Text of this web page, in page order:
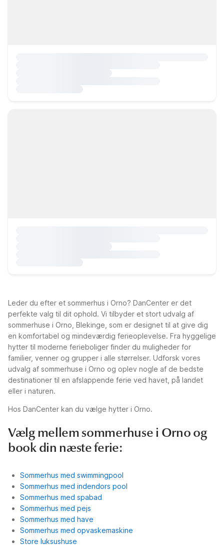
Leder du efter et sommerhus i Orno? DanCenter er det
perfekte valg til dit ophold. Vi tilbyder et stort udvalg af
sommerhuse i Orno, Blekinge, som er designet til at give dig
en komfortabel og mindeværdig ferieoplevelse. Fra hyggelige
hytter til moderne ferieboliger finder du muligheder for
familier, venner og grupper i alle størrelser. Udforsk vores
udvalg af sommerhuse i Orno og oplev nogle af de bedste
destinationer til en afslappende ferie ved havet, på landet
eller i naturen.
Hos DanCenter kan du vælge hytter i Orno.
Vælg mellem sommerhuse i Orno og
book din næste ferie:
Sommerhus med swimmingpool
Sommerhus med indendors pool
Sommerhus med spabad
Sommerhus med pejs
Sommerhus med have
Sommerhus med opvaskemaskine
Store luksushuse